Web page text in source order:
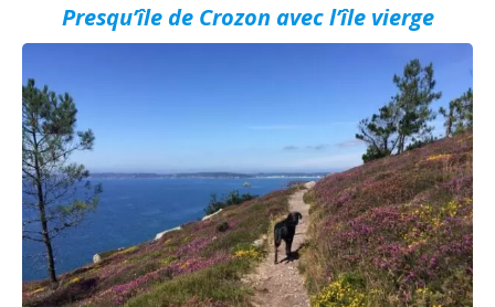
Presqu’île de Crozon avec l’île vierge